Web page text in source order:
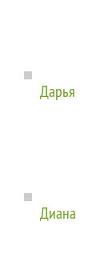
Дарья
Диана